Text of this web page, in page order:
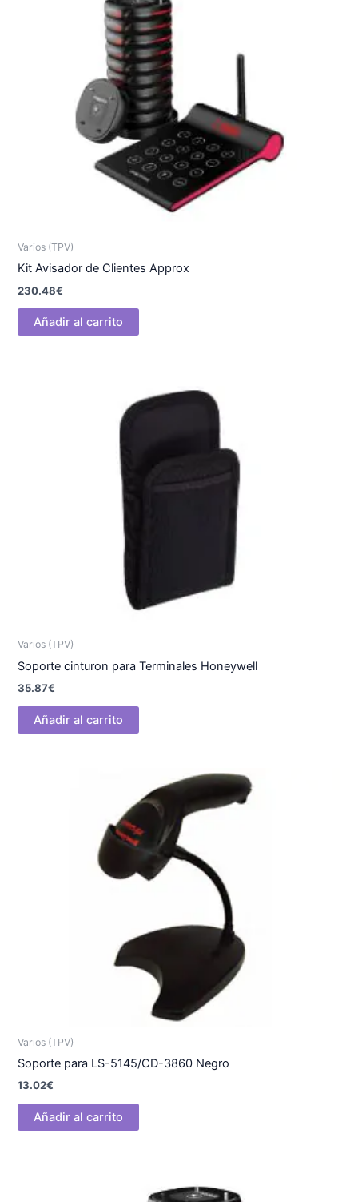
Varios (TPV)
Kit Avisador de Clientes Approx
230.48€
Añadir al carrito
Varios (TPV)
Soporte cinturon para Terminales Honeywell
35.87€
Añadir al carrito
Varios (TPV)
Soporte para LS-5145/CD-3860 Negro
13.02€
Añadir al carrito